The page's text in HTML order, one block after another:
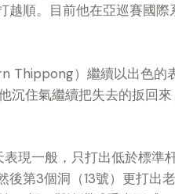
越順。目前他在亞巡賽國
Thippong）繼續以出色的
沉住氣繼續把失去的扳回
現一般，只打出低於標準
第3個洞（13號）更打出